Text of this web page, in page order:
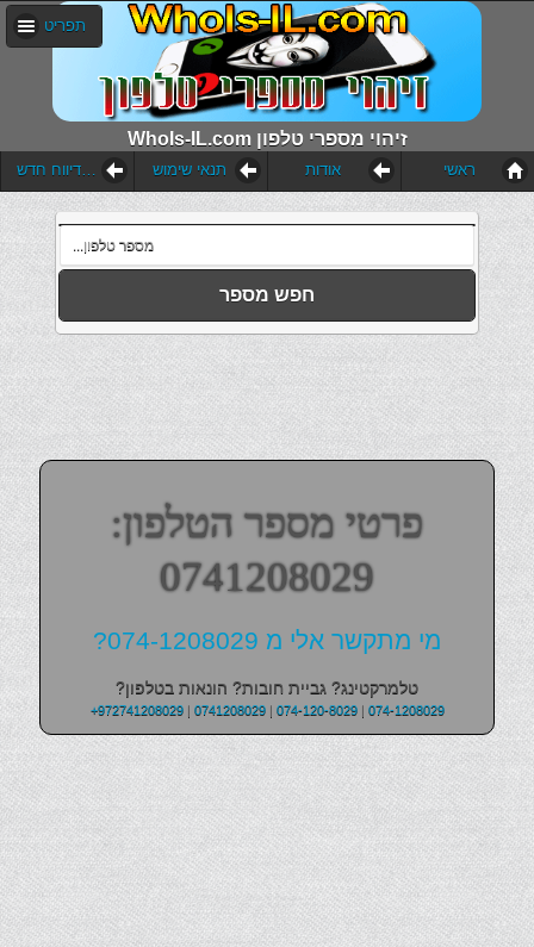
WhoIs-IL.com זיהוי מספרי טלפון
תפריט
הוסף דיווח חדש תנאי שימוש אודות ראשי
חפש מספר
פרטי מספר הטלפון:
0741208029
מי מתקשר אלי מ 074-1208029?
טלמרקטינג? גביית חובות? הונאות בטלפון?
+972741208029| 0741208029| 074-120-8029| 074-1208029